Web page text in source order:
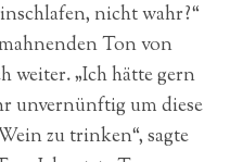
nicht wahr?“
Ton von
weiter. „Ich hätte gern
unvernünftig um diese
zu trinken“, sagte